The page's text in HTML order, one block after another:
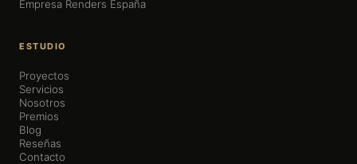
Empresa Renders España
ESTUDIO
Proyectos
Servicios
Nosotros
Premios
Blog
Reseñas
Contacto